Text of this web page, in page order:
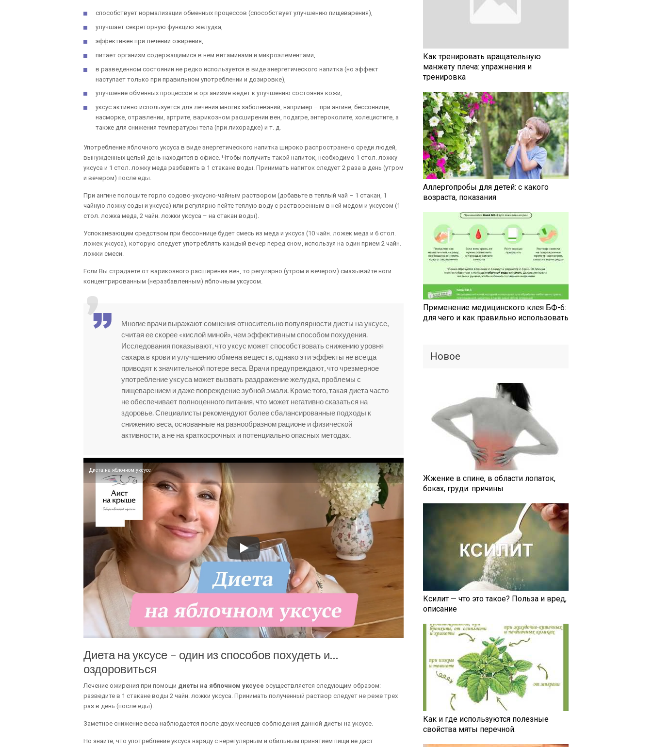
способствует нормализации обменных процессов (способствует улучшению пищеварения),
улучшает секреторную функцию желудка,
эффективен при лечении ожирения,
питает организм содержащимися в нем витаминами и микроэлементами,
в разведенном состоянии не редко используется в виде энергетического напитка (но эффект
наступает только при правильном употреблении и дозировке),
улучшение обменных процессов в организме ведет к улучшению состояния кожи,
уксус активно используется для лечения многих заболеваний, например – при ангине, бессоннице,
насморке, отравлении, артрите, варикозном расширении вен, подагре, энтероколите, холецистите, а
также для снижения температуры тела (при лихорадке) и т. д.
Употребление яблочного уксуса в виде энергетического напитка широко распространено среди людей,
вынужденных целый день находится в офисе. Чтобы получить такой напиток, необходимо 1 стол. ложку
уксуса и 1 стол. ложку меда разбавить в 1 стакане воды. Принимать напиток следует 2 раза в день (утром
и вечером) после еды.
При ангине полощите горло содово-уксусно-чайным раствором (добавьте в теплый чай – 1 стакан, 1
чайную ложку соды и уксуса) или регулярно пейте теплую воду с растворенным в ней медом и уксусом (1
стол. ложка меда, 2 чайн. ложки уксуса – на стакан воды).
Успокаивающим средством при бессоннице будет смесь из меда и уксуса (10 чайн. ложек меда и 6 стол.
ложек уксуса), которую следует употреблять каждый вечер перед сном, используя на один прием 2 чайн.
ложки смеси.
Если Вы страдаете от варикозного расширения вен, то регулярно (утром и вечером) смазывайте ноги
концентрированным (неразбавленным) яблочным уксусом.
Многие врачи выражают сомнения относительно популярности диеты на уксусе,
считая ее скорее «кислой миной», чем эффективным способом похудения.
Исследования показывают, что уксус может способствовать снижению уровня
сахара в крови и улучшению обмена веществ, однако эти эффекты не всегда
приводят к значительной потере веса. Врачи предупреждают, что чрезмерное
употребление уксуса может вызвать раздражение желудка, проблемы с
пищеварением и даже повреждение зубной эмали. Кроме того, такая диета часто
не обеспечивает полноценного питания, что может негативно сказаться на
здоровье. Специалисты рекомендуют более сбалансированные подходы к
снижению веса, основанные на разнообразном рационе и физической
активности, а не на краткосрочных и потенциально опасных методах.
Диета на яблочном уксусе
Диета на уксусе – один из способов похудеть и…
оздоровиться
Лечение ожирения при помощи диеты на яблочном уксусе осуществляется следующим образом:
разведите в 1 стакане воды 2 чайн. ложки уксуса. Принимать полученный раствор следует не реже трех
раз в день (после еды).
Заметное снижение веса наблюдается после двух месяцев соблюдения данной диеты на уксусе.
Но знайте, что употребление уксуса наряду с нерегулярным и обильным принятием пищи не даст
Как тренировать вращательную
манжету плеча: упражнения и
тренировка
Аллергопробы для детей: с какого
возраста, показания
Применение медицинского клея БФ-6:
для чего и как правильно использовать
Новое
Жжение в спине, в области лопаток,
боках, груди: причины
Ксилит — что это такое? Польза и вред,
описание
Как и где используются полезные
свойства мяты перечной.